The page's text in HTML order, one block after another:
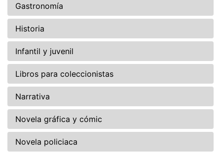
Gastronomía
Historia
Infantil y juvenil
Libros para coleccionistas
Narrativa
Novela gráfica y cómic
Novela policiaca